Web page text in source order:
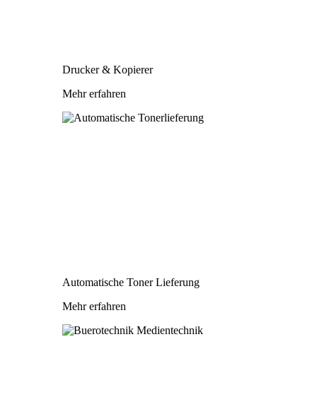
Drucker & Kopierer
Mehr erfahren
Automatische Toner Lieferung
Mehr erfahren